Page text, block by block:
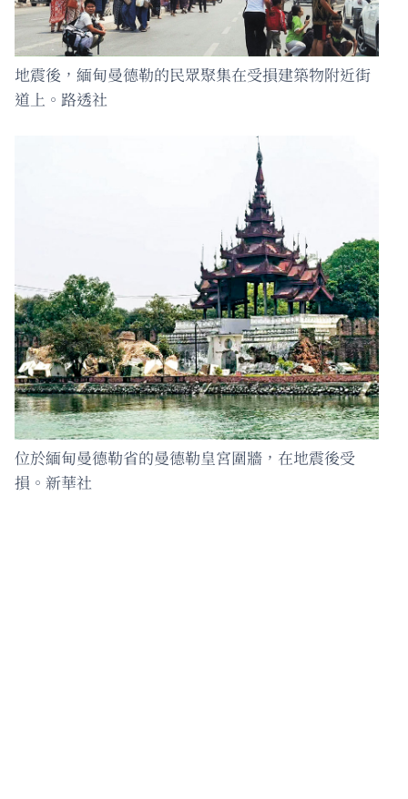
地震後，緬甸曼德勒的民眾聚集在受損建築物附近街
道上。路透社
位於緬甸曼德勒省的曼德勒皇宮圍牆，在地震後受
損。新華社